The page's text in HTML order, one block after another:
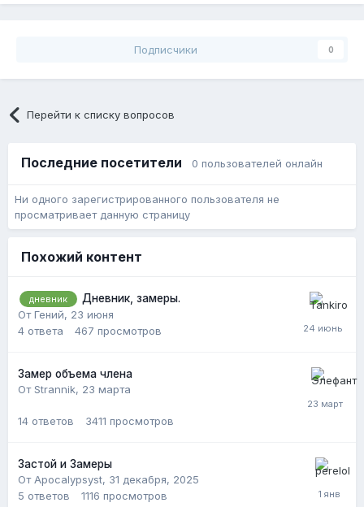
Подписчики 0
Перейти к списку вопросов
Последние посетители 0 пользователей онлайн
Ни одного зарегистрированного пользователя не
просматривает данную страницу
Похожий контент
дневник
Дневник, замеры.
От Гений, 23 июня
4 ответа 467 просмотров
Замер объема члена
От Strannik, 23 марта
14 ответов 3411 просмотров
Застой и Замеры
От Apocalypsyst, 31 декабря, 2025
5 ответов 1116 просмотров